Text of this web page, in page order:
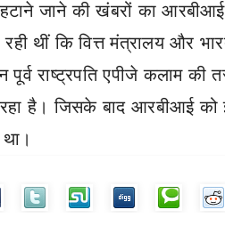
जाने की खंबरों का
थीं कि वित्त मंत्रालय और
पूर्व राष्ट्रपति एपीजे कलाम की
रहा है। जिसके बाद आरबीआई